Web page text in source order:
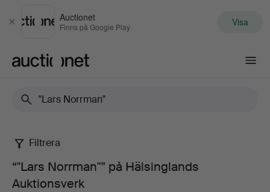
Stäng
Auctionet
Finns på Google Play Visa
“"Lars
Norrman"”
Filtrera
“"Lars Norrman"” på Hälsinglands
Auktionsverk